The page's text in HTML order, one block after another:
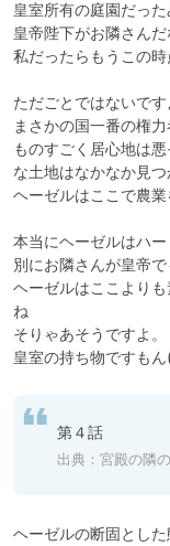
皇室所有の庭園だった
皇帝陛下がお隣さん
私だったらもうこの
ただごとではないで
まさかの国一番の権
ものすごく居心地は
な土地はなかなか見つ
ヘーゼルはここで農
本当にヘーゼルはハ
別にお隣さんが皇帝
ヘーゼルはここより
ね
そりゃあそうですよ。
皇室の持ち物ですも
第４話
出典： 宮殿の隣
ヘーゼルの断固とし